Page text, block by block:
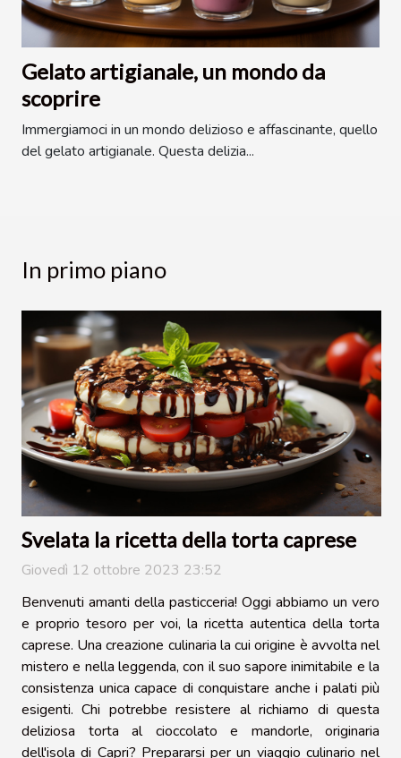
Gelato artigianale, un mondo da
scoprire
Immergiamoci in un mondo delizioso e affascinante, quello
del gelato artigianale. Questa delizia...
In primo piano
Svelata la ricetta della torta caprese
Giovedì 12 ottobre 2023 23:52
Benvenuti amanti della pasticceria! Oggi abbiamo un vero
e proprio tesoro per voi, la ricetta autentica della torta
caprese. Una creazione culinaria la cui origine è avvolta nel
mistero e nella leggenda, con il suo sapore inimitabile e la
consistenza unica capace di conquistare anche i palati più
esigenti. Chi potrebbe resistere al richiamo di questa
deliziosa torta al cioccolato e mandorle, originaria
dell'isola di Capri? Prepararsi per un viaggio culinario nel